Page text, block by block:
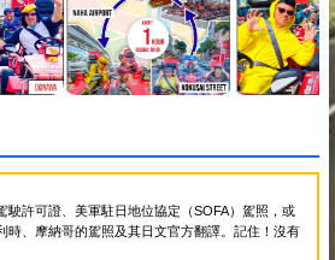
駛許可證、美軍駐日地位協定（SOFA）駕照，或
時、摩納哥的駕照及其日文官方翻譯。記住！沒有